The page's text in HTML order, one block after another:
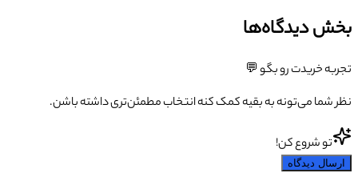
دیدگاه‌ها
خریدت رو بگو 💬
می‌تونه به بقیه کمک کنه انتخاب مطمئن‌تری داشته باشن.
تو شروع کن!
دیدگاه